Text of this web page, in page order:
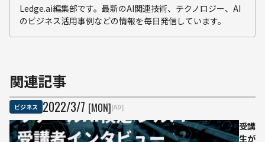
Ledge.ai編集部です。最新のAI関連技術、テクノロジー、AI
のビジネス活用事例などの情報を毎日発信しています。
関連記事
ビジネス 2022/3/7 [MON][AD]
受講
生が